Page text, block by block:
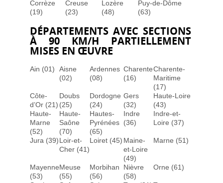
Corrèze
(19)
Creuse
(23)
Lozère
(48)
Puy-de-Dôme
(63)
DÉPARTEMENTS AVEC SECTIONS
À 90 KM/H PARTIELLEMENT
MISES EN ŒUVRE
Ain (01)
Aisne
(02)
Ardennes
(08)
Charente
(16)
Charente-
Maritime
(17)
Côte-
d’Or (21)
Doubs
(25)
Dordogne
(24)
Gers
(32)
Haute-Loire
(43)
Haute-
Marne
(52)
Haute-
Saône
(70)
Hautes-
Pyrénées
(65)
Indre
(36)
Indre-et-
Loire (37)
Jura (39)Loir-et-
Cher (41)
Loiret (45) Maine-
et-Loire
(49)
Marne (51)
Mayenne
(53)
Meuse
(55)
Morbihan
(56)
Nièvre
(58)
Orne (61)